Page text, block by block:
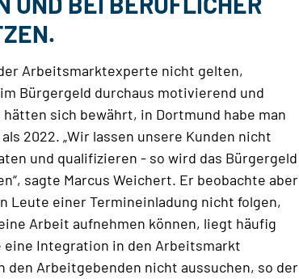
Arbeitsmarktexperte nicht gelten,
Bürgergeld durchaus motivierend und
sich bewährt, in Dortmund habe man
2022. „Wir lassen unsere Kunden nicht
und qualifizieren - so wird das Bürgergeld
sagte Marcus Weichert. Er beobachte aber
Leute einer Termineinladung nicht folgen,
Arbeit aufnehmen können, liegt häufig
eine Integration in den Arbeitsmarkt
den Arbeitgebenden nicht aussuchen, so der